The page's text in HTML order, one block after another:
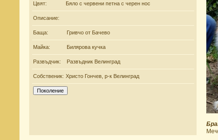
Цвят: Бяло с червени петна с черен нос
Описание:
Баща: Гривчо от Бачево
Майка: Билярова кучка
Развъдчик: Развъдник Велинград
Собственик: Христо Гончев, р-к Велинград